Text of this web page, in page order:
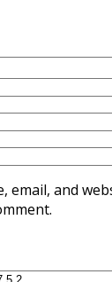
email, and